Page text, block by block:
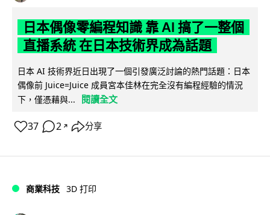
日本偶像零編程知識 靠 AI 搞了一整個
直播系統 在日本技術界成為話題
日本 AI 技術界近日出現了一個引發廣泛討論的熱門話題：日本
偶像前 Juice=Juice 成員宮本佳林在完全沒有編程經驗的情況
下，僅憑藉與...
閱讀全文
37 2 ↗ 分享
商業科技 3D 打印